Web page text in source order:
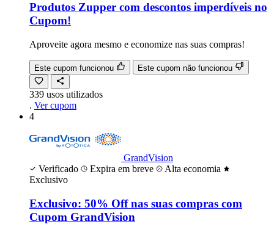
Produtos Zupper com descontos imperdíveis no
Cupom!
Aproveite agora mesmo e economize nas suas compras!
Este cupom funcionou Este cupom não funcionou
339 usos utilizados
. Ver cupom
4
GrandVision
Verificado
Expira em breve
Alta economia
Exclusivo
Exclusivo: 50% Off nas suas compras com
Cupom GrandVision